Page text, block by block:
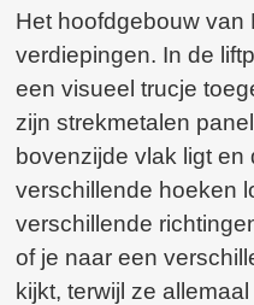
Het hoofdgebouw van
verdiepingen. In de
een visueel trucje
zijn strekmetalen
bovenzijde vlak ligt en
verschillende hoeken
verschillende
of je naar een
kijkt, terwijl ze